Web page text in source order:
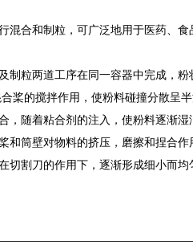
合和制粒，可广泛地用于医药、食
粒两道工序在同一容器中完成，粉
桨的搅拌作用，使粉料碰撞分散呈
，随着粘合剂的注入，使粉料逐渐湿
和筒壁对物料的挤压，磨擦和捏合作
切割刀的作用下，逐渐形成细小而均